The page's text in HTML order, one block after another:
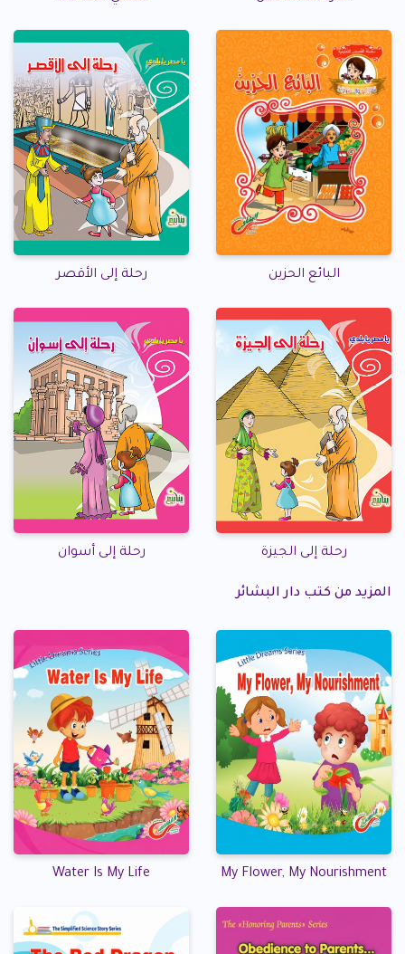
البائع الحزين رحلة إلى الأقصر
رحلة إلى الجيزة رحلة إلى أسوان
المزيد من كتب دار البشائر
My Flower, My Nourishment
Water Is My Life